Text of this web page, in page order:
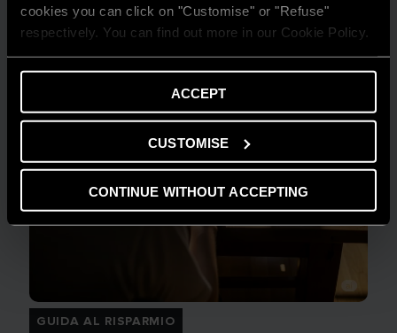
cookies you can click on "Customise" or "Refuse"
respectively. You can find out more in our Cookie Policy.
ACCEPT
CUSTOMISE
CONTINUE WITHOUT ACCEPTING
GUIDA AL RISPARMIO